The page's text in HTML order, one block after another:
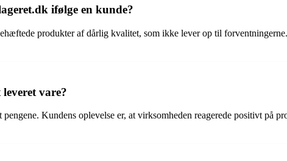
ifølge en kunde?
produkter af dårlig kvalitet, som ikke lever op til
vare?
Kundens oplevelse er, at virksomheden reagerede positivt på